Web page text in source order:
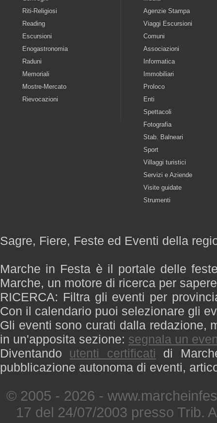
Riti-Religiosi
Reading
Escursioni
Enogastronomia
Raduni
Memoriali
Mostre-Mercato
Rievocazioni
Agenzie Stampa
Viaggi Escursioni
Comuni
Associazioni
Informatica
Immobiliari
Proloco
Enti
Spettacoli
Fotografia
Stab. Balneari
Sport
Villaggi turistici
Servizi e Aziende
Visite guidate
Strumenti
Sagre, Fiere, Feste ed Eventi della
Marche in Festa è il portale delle
Marche, un motore di ricerca per
RICERCA: Filtra gli eventi per
Con il calendario puoi selezionare gli
Gli eventi sono curati dalla redazione,
in un'apposita sezione: segnala un
Diventando utenti certificati di
pubblicazione autonoma di eventi,
© 2005 - 2026 -
17 del 24/07/2003 presso Trib.